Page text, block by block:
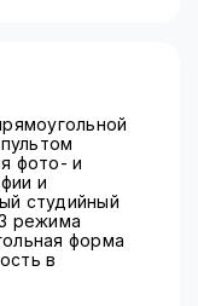
фото- и
и
студийный
режима
форма
в